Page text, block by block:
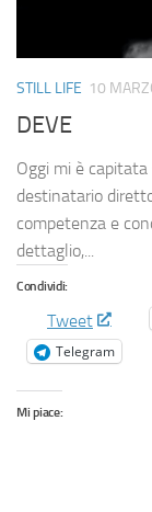
STILL LIFE 10
DEVE
Oggi mi è
destinatario
competenza e
dettaglio,...
Condividi:
Tweet
Telegram
Mi piace: